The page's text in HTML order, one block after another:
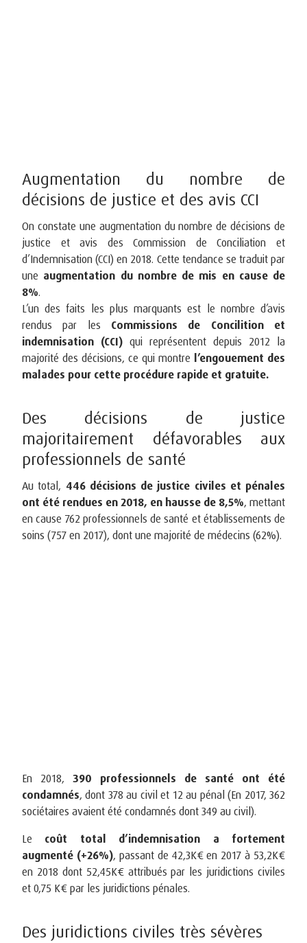
Augmentation du nombre de
décisions de justice et des avis CCI
On constate une augmentation du nombre de décisions de
justice et avis des Commission de Conciliation et
d’Indemnisation (CCI) en 2018. Cette tendance se traduit par
une augmentation du nombre de mis en cause de
8%.
L’un des faits les plus marquants est le nombre d’avis
rendus par les Commissions de Concilition et
indemnisation (CCI) qui représentent depuis 2012 la
majorité des décisions, ce qui montre l’engouement des
malades pour cette procédure rapide et gratuite.
Des décisions de justice
majoritairement défavorables aux
professionnels de santé
Au total, 446 décisions de justice civiles et pénales
ont été rendues en 2018, en hausse de 8,5%, mettant
en cause 762 professionnels de santé et établissements de
soins (757 en 2017), dont une majorité de médecins (62%).
En 2018, 390 professionnels de santé ont été
condamnés, dont 378 au civil et 12 au pénal (En 2017, 362
sociétaires avaient été condamnés dont 349 au civil).
Le coût total d’indemnisation a fortement
augmenté (+26%), passant de 42,3K€ en 2017 à 53,2K€
en 2018 dont 52,45K€ attribués par les juridictions civiles
et 0,75 K€ par les juridictions pénales.
Des juridictions civiles très sévères